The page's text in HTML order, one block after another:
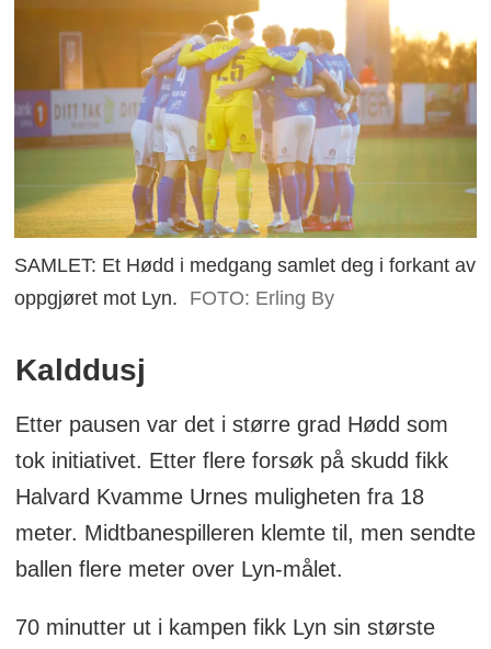
SAMLET: Et Hødd i medgang samlet deg i forkant av
oppgjøret mot Lyn.
FOTO: Erling By
Kalddusj
Etter pausen var det i større grad Hødd som
tok initiativet. Etter flere forsøk på skudd fikk
Halvard Kvamme Urnes muligheten fra 18
meter. Midtbanespilleren klemte til, men sendte
ballen flere meter over Lyn-målet.
70 minutter ut i kampen fikk Lyn sin største